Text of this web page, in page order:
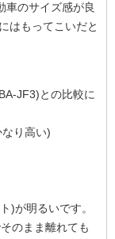
車のサイズ感が良
はもってこいだと
JF3)との比較に
り高い)
)が明るいです。
のまま離れても